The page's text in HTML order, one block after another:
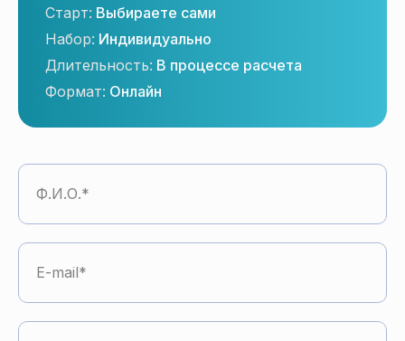
Старт: Выбираете сами
Набор: Индивидуально
Длительность: В процессе расчета
Формат: Онлайн
Ф.И.О.
E-mail